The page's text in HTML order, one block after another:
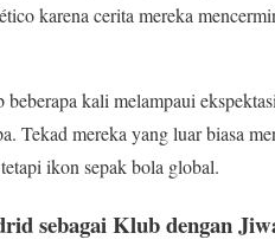
karena cerita mereka
beberapa kali melampaui
Tekad mereka yang luar biasa
ikon sepak bola global.
sebagai Klub dengan